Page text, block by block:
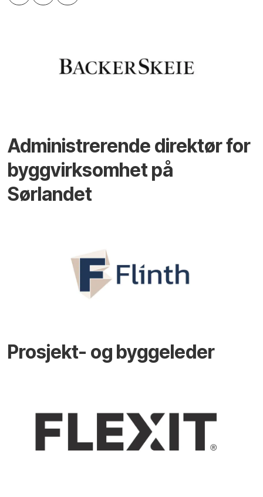
Administrerende direktør for
byggvirksomhet på
Sørlandet
Prosjekt- og byggeleder